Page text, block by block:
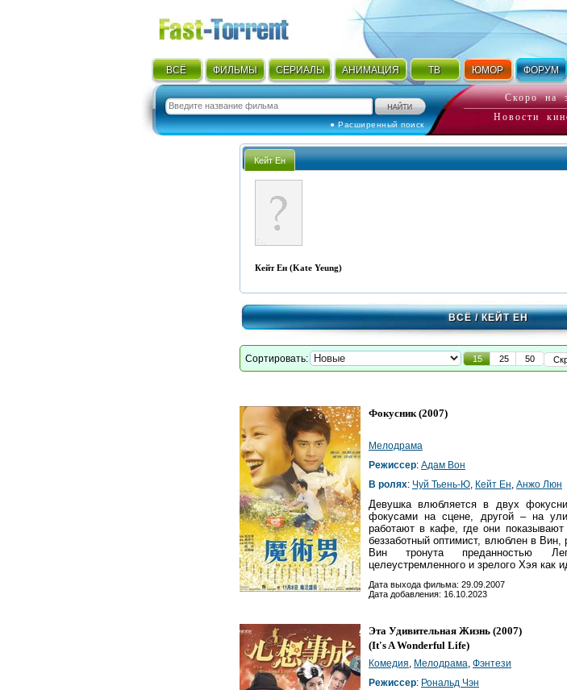
ВСЁ ФИЛЬМЫ СЕРИАЛЫ АНИМАЦИЯ ТВ ЮМОР ФОРУМ
● Расширенный поиск
Скоро на
Новости
Кейт Ен
Кейт Ен (Kate Yeung)
ВСЁ/ КЕЙТ ЕН
Сортировать: 15 25 50
Фокусник(2007)
Мелодрама
Режиссер: Адам Вон
В ролях: Чуй Тьень-Ю, Кейт Ен, Анжо Люн
Девушка влюбляется в двух
фокусами на сцене, другой – на
работают в кафе, где они
беззаботный оптимист, влюблен в
Вин тронута преданностью
целеустремленного и зрелого Хэя как
Дата выхода фильма: 29.09.2007
Дата добавления: 16.10.2023
Эта Удивительная Жизнь (2007)
(It's A Wonderful Life)
Комедия, Мелодрама, Фэнтези
Режиссер: Рональд Чэн